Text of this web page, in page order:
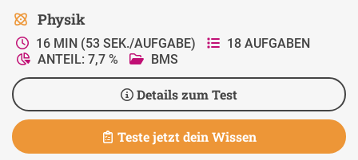
Physik
16 MIN (53 SEK./AUFGABE)
18 AUFGABEN
ANTEIL: 7,7 %
BMS
Details zum Test
Teste jetzt dein Wissen